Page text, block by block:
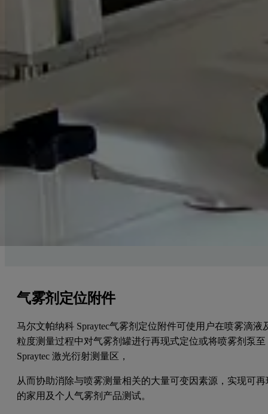
气雾剂定位附件
马尔文帕纳科 Spraytec气雾剂定位附件可使用户在喷雾滴液
粒度测量过程中对气雾剂罐进行再现式定位或将喷雾剂泵至
Spraytec 激光衍射测量区，
从而协助消除与喷雾测量相关的大量可变因素源，实现可再
的家用及个人气雾剂产品测试。